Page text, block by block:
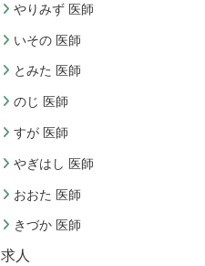
やりみず 医師
いその 医師
とみた 医師
のじ 医師
すが 医師
やぎはし 医師
おおた 医師
きづか 医師
求人